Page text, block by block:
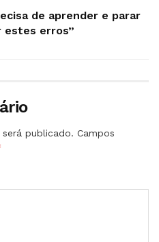
de aprender e parar
estes erros”
publicado. Campos